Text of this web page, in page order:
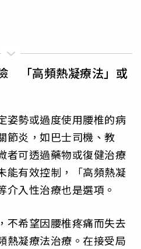
「高頻熱凝療法」或
姿勢或過度使用腰椎的病
節炎，如巴士司機、教
者可透過藥物或復健治療
能有效控制，「高頻熱凝
介入性治療也是選項。
不希望因腰椎疼痛而失去
熱凝療法治療。在接受局